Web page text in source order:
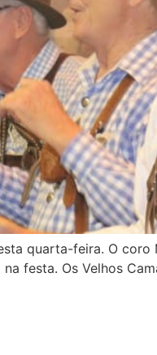
quarta-feira. O
festa. Os Velhos